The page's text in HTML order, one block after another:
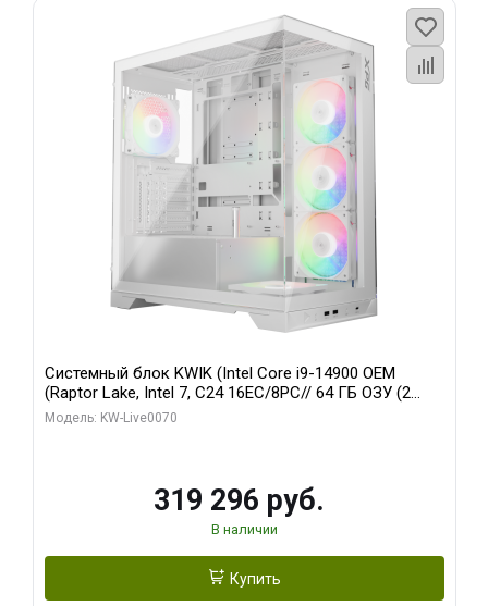
Системный блок KWIK (Intel Core i9-14900 OEM
(Raptor Lake, Intel 7, C24 16EC/8PC// 64 ГБ ОЗУ (2
модуля)/ Gigabyte RTX5080 XTREME WATERFORCE
Модель: KW-Live0070
319 296 руб.
В наличии
Купить